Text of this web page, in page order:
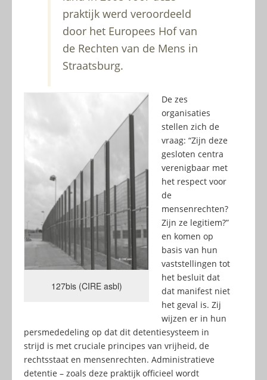
praktijk werd veroordeeld
door het Europees Hof van
de Rechten van de Mens in
Straatsburg.
127bis (CIRE asbl)
De zes
organisaties
stellen zich de
vraag: “Zijn deze
gesloten centra
verenigbaar met
het respect voor
de
mensenrechten?
Zijn ze legitiem?”
en komen op
basis van hun
vaststellingen tot
het besluit dat
dat manifest niet
het geval is. Zij
wijzen er in hun
persmededeling op dat dit detentiesysteem in
strijd is met cruciale principes van vrijheid, de
rechtsstaat en mensenrechten. Administratieve
detentie – zoals deze praktijk officieel wordt